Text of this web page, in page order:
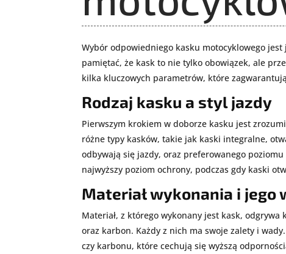
Wybór odpowiedniego kasku motocyklowego
pamiętać, że kask to nie tylko obowiązek, ale
kilka kluczowych parametrów, które
Rodzaj kasku a styl jazdy
Pierwszym krokiem w doborze kasku jest
różne typy kasków, takie jak kaski integralne,
odbywają się jazdy, oraz preferowanego
najwyższy poziom ochrony, podczas gdy kaski
Materiał wykonania i jego
Materiał, z którego wykonany jest kask,
oraz karbon. Każdy z nich ma swoje zalety i
czy karbonu, które cechują się wyższą